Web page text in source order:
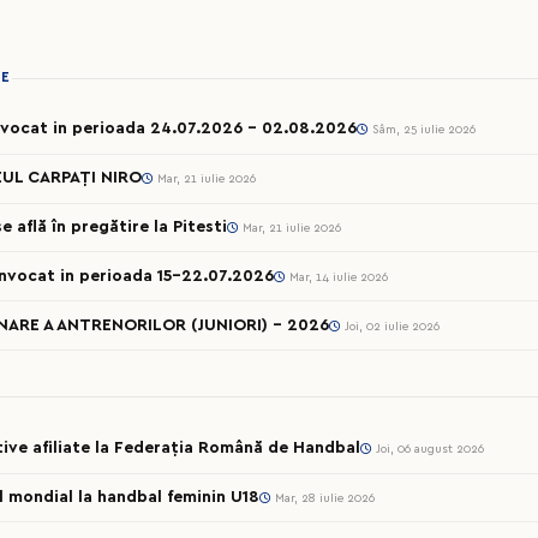
in perioada 24.07.2026 – 02.08.2026 Sâm, 25 iulie 2026
CARPAȚI NIRO Mar, 21 iulie 2026
află în pregătire la Pitesti Mar, 21 iulie 2026
in perioada 15-22.07.2026 Mar, 14 iulie 2026
A ANTRENORILOR (JUNIORI) - 2026 Joi, 02 iulie 2026
afiliate la Federația Română de Handbal Joi, 06 august 2026
la handbal feminin U18 Mar, 28 iulie 2026